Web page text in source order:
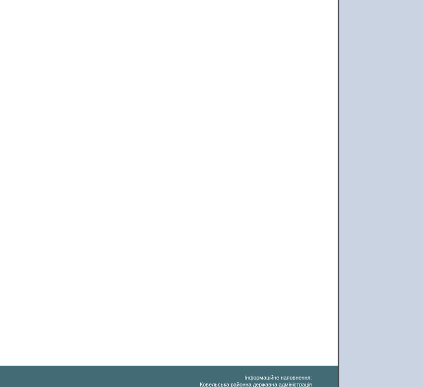
Інформаційне наповнення:
Ковельська районна державна адміністрація